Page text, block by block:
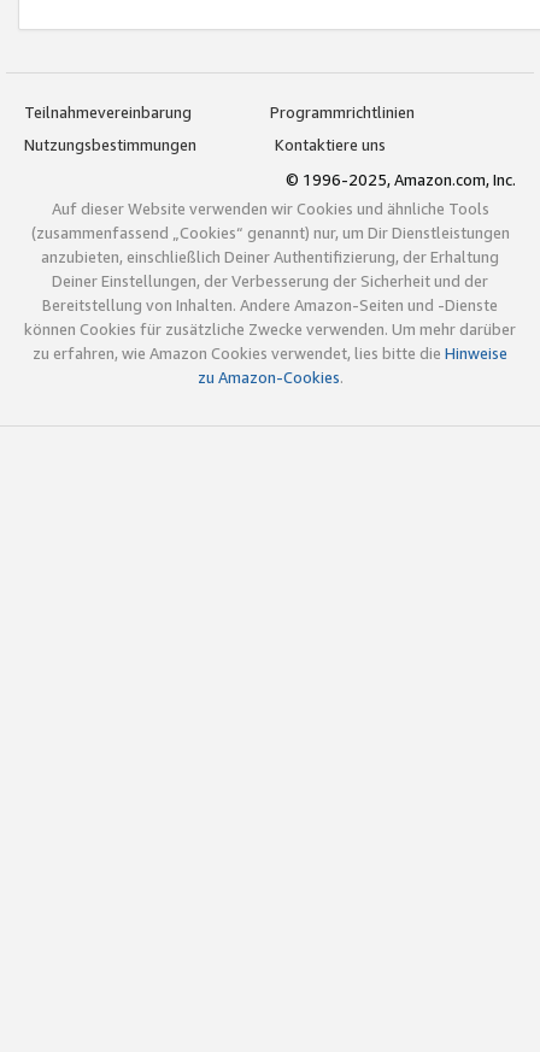
Teilnahmevereinbarung
Programmrichtlinien
Nutzungsbestimmungen
Kontaktiere uns
© 1996-2025, Amazon.com, Inc.
Auf dieser Website verwenden wir Cookies und ähnliche Tools
(zusammenfassend „Cookies“ genannt) nur, um Dir Dienstleistungen
anzubieten, einschließlich Deiner Authentifizierung, der Erhaltung
Deiner Einstellungen, der Verbesserung der Sicherheit und der
Bereitstellung von Inhalten. Andere Amazon-Seiten und -Dienste
können Cookies für zusätzliche Zwecke verwenden. Um mehr darüber
zu erfahren, wie Amazon Cookies verwendet, lies bitte die Hinweise
zu Amazon-Cookies.